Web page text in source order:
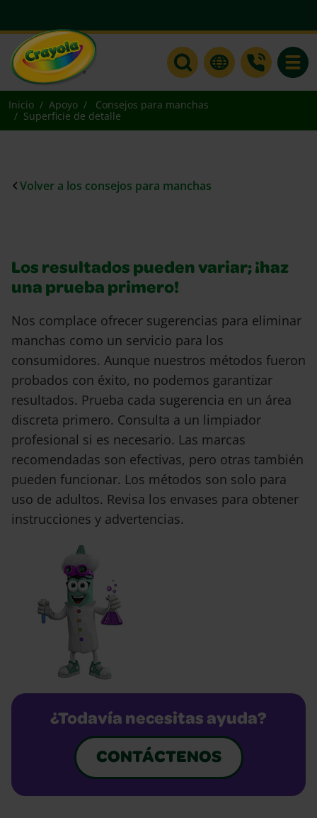
Inicio Apoyo
Consejos para manchas
Superficie de detalle
Volver a los consejos para manchas
Los resultados pueden variar; ¡haz
una prueba primero!
Nos complace ofrecer sugerencias para eliminar
manchas como un servicio para los
consumidores. Aunque nuestros métodos fueron
probados con éxito, no podemos garantizar
resultados. Prueba cada sugerencia en un área
discreta primero. Consulta a un limpiador
profesional si es necesario. Las marcas
recomendadas son efectivas, pero otras también
pueden funcionar. Los métodos son solo para
uso de adultos. Revisa los envases para obtener
instrucciones y advertencias.
¿Todavía necesitas ayuda?
CONTÁCTENOS